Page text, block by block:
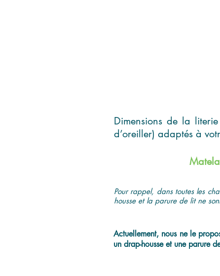
Dimensions de la
d’oreiller) adaptés à
Pour rappel, dans toutes les
housse et la parure de lit ne
Actuellement, nous ne le
un drap-housse et une parure